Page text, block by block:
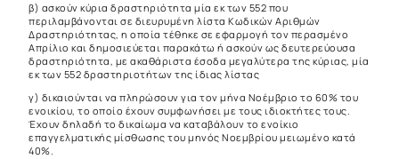
β) ασκούν κύρια δραστηριότητα μία εκ των 552 που
περιλαμβάνονται σε διευρυμένη λίστα Κωδικών Αριθμών
Δραστηριότητας, η οποία τέθηκε σε εφαρμογή τον περασμένο
Απρίλιο και δημοσιεύεται παρακάτω ή ασκούν ως δευτερεύουσα
δραστηριότητα, με ακαθάριστα έσοδα μεγαλύτερα της κύριας, μία
εκ των 552 δραστηριοτήτων της ίδιας λίστας
γ) δικαιούνται να πληρώσουν για τον μήνα Νοέμβριο το 60% του
ενοικίου, το οποίο έχουν συμφωνήσει με τους ιδιοκτήτες τους.
Έχουν δηλαδή το δικαίωμα να καταβάλουν το ενοίκιο
επαγγελματικής μίσθωσης του μηνός Νοεμβρίου μειωμένο κατά
40%.